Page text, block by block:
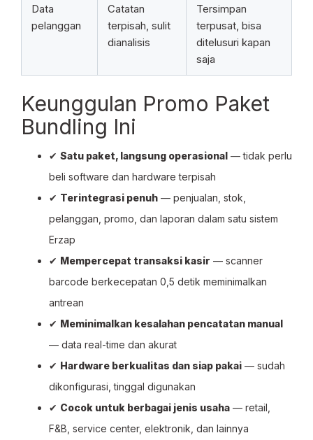
Data
pelanggan
Catatan
terpisah, sulit
dianalisis
Tersimpan
terpusat, bisa
ditelusuri kapan
saja
Keunggulan Promo Paket
Bundling Ini
✔ Satu paket, langsung operasional — tidak perlu
beli software dan hardware terpisah
✔ Terintegrasi penuh — penjualan, stok,
pelanggan, promo, dan laporan dalam satu sistem
Erzap
✔ Mempercepat transaksi kasir — scanner
barcode berkecepatan 0,5 detik meminimalkan
antrean
✔ Meminimalkan kesalahan pencatatan manual
— data real-time dan akurat
✔ Hardware berkualitas dan siap pakai — sudah
dikonfigurasi, tinggal digunakan
✔ Cocok untuk berbagai jenis usaha — retail,
F&B, service center, elektronik, dan lainnya